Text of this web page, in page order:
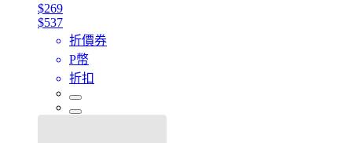
$269
$537
折價券
P幣
折扣